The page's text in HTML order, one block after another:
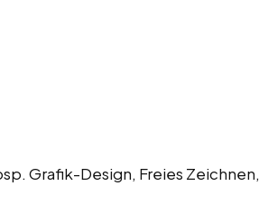
Grafik-Design, Freies Zeichnen,